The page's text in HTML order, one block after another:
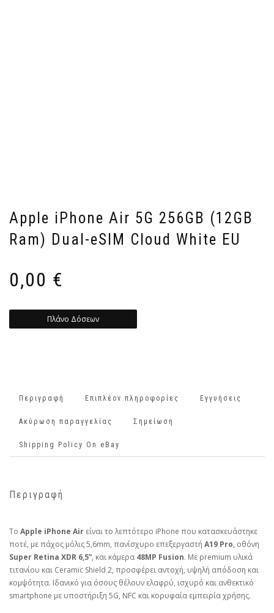
Apple iPhone Air 5G 256GB (12GB
Ram) Dual-eSIM Cloud White EU
0,00 €
Πλάνο Δόσεων
Περιγραφή Επιπλέον πληροφορίες Εγγυήσεις
Ακύρωση παραγγελίας Σημείωση
Shipping Policy On eBay
Περιγραφή
Το Apple iPhone Air είναι το λεπτότερο iPhone που κατασκευάστηκε
ποτέ, με πάχος μόλις 5,6mm, πανίσχυρο επεξεργαστή A19 Pro, οθόνη
Super Retina XDR 6,5”, και κάμερα 48MP Fusion. Με premium υλικά
τιτανίου και Ceramic Shield 2, προσφέρει αντοχή, υψηλή απόδοση και
κομψότητα. Ιδανικό για όσους θέλουν ελαφρύ, ισχυρό και ανθεκτικό
smartphone με υποστήριξη 5G, NFC και κορυφαία εμπειρία χρήσης.